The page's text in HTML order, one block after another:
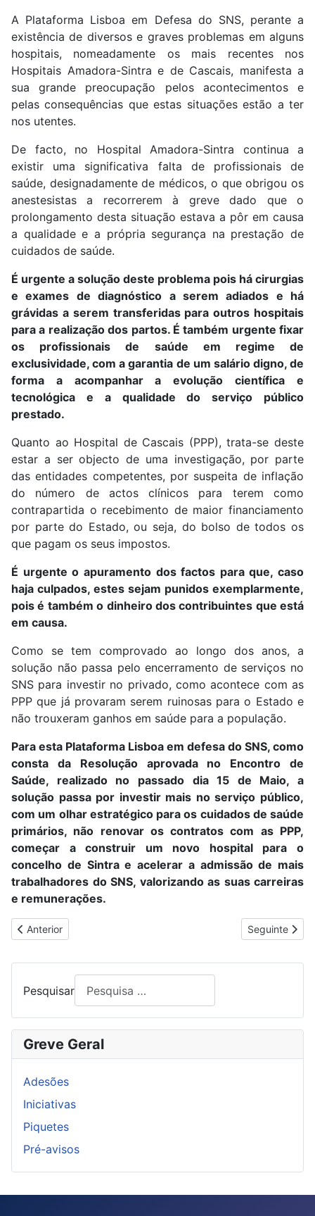
A Plataforma Lisboa em Defesa do SNS, perante a
existência de diversos e graves problemas em alguns
hospitais, nomeadamente os mais recentes nos
Hospitais Amadora-Sintra e de Cascais, manifesta a
sua grande preocupação pelos acontecimentos e
pelas consequências que estas situações estão a ter
nos utentes.
De facto, no Hospital Amadora-Sintra continua a
existir uma significativa falta de profissionais de
saúde, designadamente de médicos, o que obrigou os
anestesistas a recorrerem à greve dado que o
prolongamento desta situação estava a pôr em causa
a qualidade e a própria segurança na prestação de
cuidados de saúde.
É urgente a solução deste problema pois há cirurgias
e exames de diagnóstico a serem adiados e há
grávidas a serem transferidas para outros hospitais
para a realização dos partos. É também urgente fixar
os profissionais de saúde em regime de
exclusividade, com a garantia de um salário digno, de
forma a acompanhar a evolução científica e
tecnológica e a qualidade do serviço público
prestado.
Quanto ao Hospital de Cascais (PPP), trata-se deste
estar a ser objecto de uma investigação, por parte
das entidades competentes, por suspeita de inflação
do número de actos clínicos para terem como
contrapartida o recebimento de maior financiamento
por parte do Estado, ou seja, do bolso de todos os
que pagam os seus impostos.
É urgente o apuramento dos factos para que, caso
haja culpados, estes sejam punidos exemplarmente,
pois é também o dinheiro dos contribuintes que está
em causa.
Como se tem comprovado ao longo dos anos, a
solução não passa pelo encerramento de serviços no
SNS para investir no privado, como acontece com as
PPP que já provaram serem ruinosas para o Estado e
não trouxeram ganhos em saúde para a população.
Para esta Plataforma Lisboa em defesa do SNS, como
consta da Resolução aprovada no Encontro de
Saúde, realizado no passado dia 15 de Maio, a
solução passa por investir mais no serviço público,
com um olhar estratégico para os cuidados de saúde
primários, não renovar os contratos com as PPP,
começar a construir um novo hospital para o
concelho de Sintra e acelerar a admissão de mais
trabalhadores do SNS, valorizando as suas carreiras
e remunerações.
Artigo anterior: MAIS TRABALHADORES PARA GARANTIR
Anterior Artigo
Seguinte
Pesquisar
Greve Geral
Adesões
Iniciativas
Piquetes
Pré-avisos